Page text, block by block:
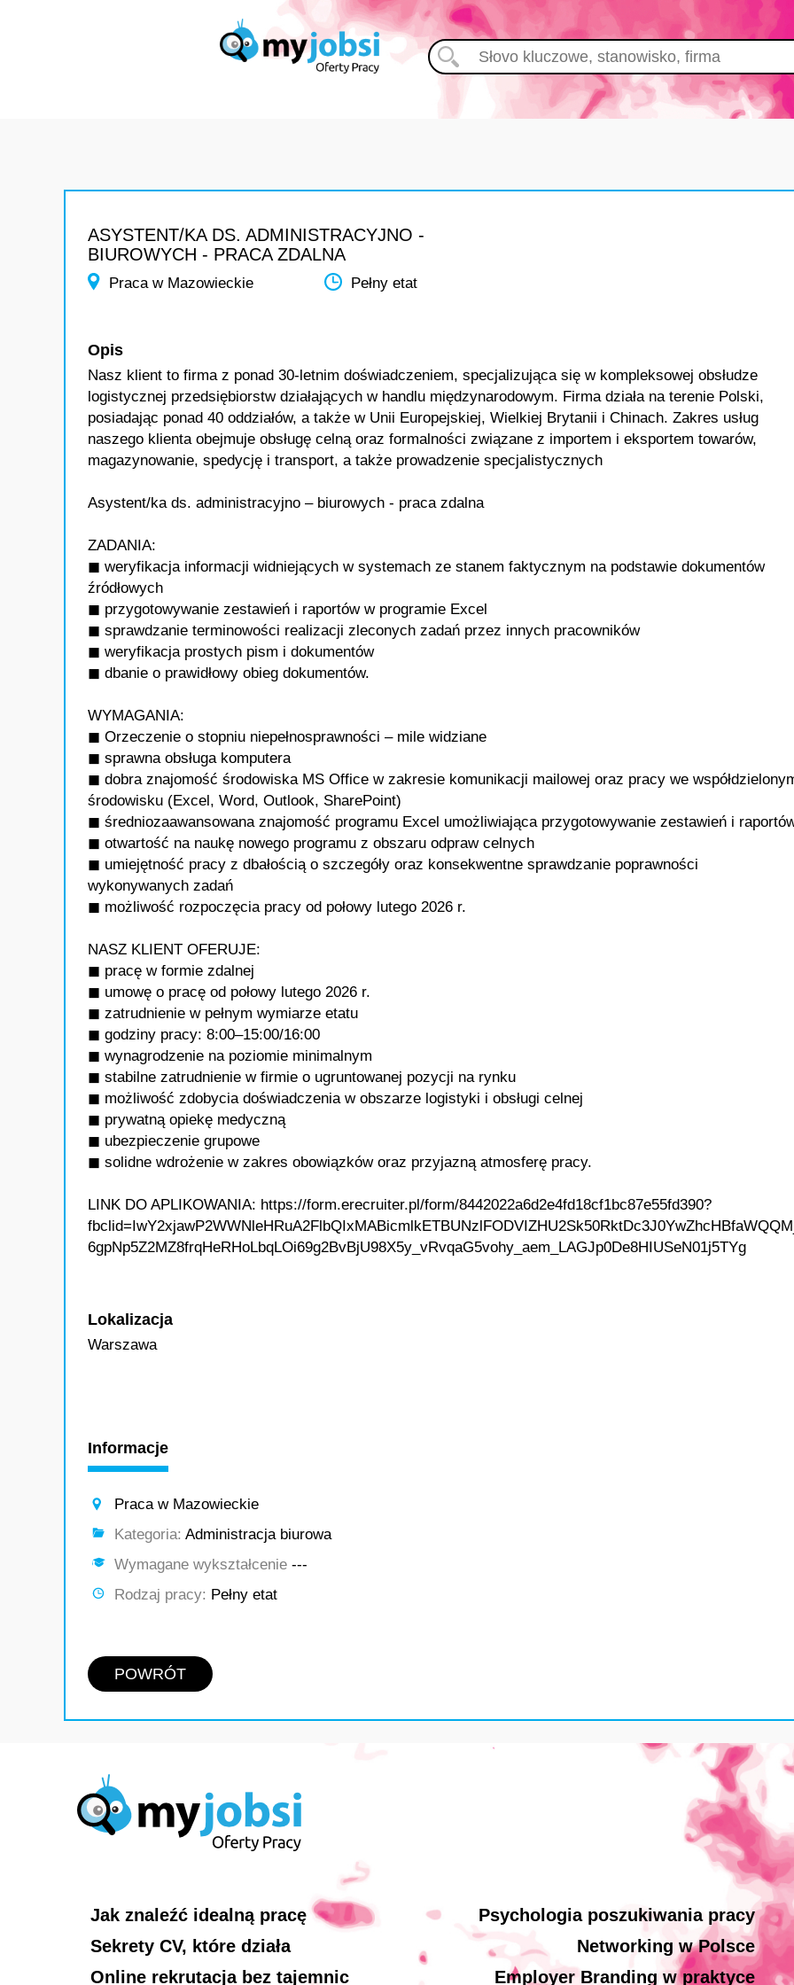
ASYSTENT/KA DS. ADMINISTRACYJNO -
BIUROWYCH - PRACA ZDALNA
Praca w Mazowieckie Pełny etat
Opis
Nasz klient to firma z ponad 30-letnim doświadczeniem, specjalizująca się w kompleksowej obsłudze
logistycznej przedsiębiorstw działających w handlu międzynarodowym. Firma działa na terenie Polski,
posiadając ponad 40 oddziałów, a także w Unii Europejskiej, Wielkiej Brytanii i Chinach. Zakres usług
naszego klienta obejmuje obsługę celną oraz formalności związane z importem i eksportem towarów,
magazynowanie, spedycję i transport, a także prowadzenie specjalistycznych
Asystent/ka ds. administracyjno – biurowych - praca zdalna
ZADANIA:
◼ weryfikacja informacji widniejących w systemach ze stanem faktycznym na podstawie dokumentów
źródłowych
◼ przygotowywanie zestawień i raportów w programie Excel
◼ sprawdzanie terminowości realizacji zleconych zadań przez innych pracowników
◼ weryfikacja prostych pism i dokumentów
◼ dbanie o prawidłowy obieg dokumentów.
WYMAGANIA:
◼ Orzeczenie o stopniu niepełnosprawności – mile widziane
◼ sprawna obsługa komputera
◼ dobra znajomość środowiska MS Office w zakresie komunikacji mailowej oraz pracy we
środowisku (Excel, Word, Outlook, SharePoint)
◼ średniozaawansowana znajomość programu Excel umożliwiająca przygotowywanie zestawień i
◼ otwartość na naukę nowego programu z obszaru odpraw celnych
◼ umiejętność pracy z dbałością o szczegóły oraz konsekwentne sprawdzanie poprawności
wykonywanych zadań
◼ możliwość rozpoczęcia pracy od połowy lutego 2026 r.
NASZ KLIENT OFERUJE:
◼ pracę w formie zdalnej
◼ umowę o pracę od połowy lutego 2026 r.
◼ zatrudnienie w pełnym wymiarze etatu
◼ godziny pracy: 8:00–15:00/16:00
◼ wynagrodzenie na poziomie minimalnym
◼ stabilne zatrudnienie w firmie o ugruntowanej pozycji na rynku
◼ możliwość zdobycia doświadczenia w obszarze logistyki i obsługi celnej
◼ prywatną opiekę medyczną
◼ ubezpieczenie grupowe
◼ solidne wdrożenie w zakres obowiązków oraz przyjazną atmosferę pracy.
LINK DO APLIKOWANIA: https://form.erecruiter.pl/form/8442022a6d2e4fd18cf1bc87e55fd390?
6gpNp5Z2MZ8frqHeRHoLbqLOi69g2BvBjU98X5y_vRvqaG5vohy_aem_LAGJp0De8HIUSeN01j5TYg
Lokalizacja
Warszawa
Informacje
Praca w Mazowieckie
Kategoria: Administracja biurowa
Wymagane wykształcenie ---
Rodzaj pracy: Pełny etat
POWRÓT
Jak znaleźć idealną pracę
Sekrety CV, które działa
Online rekrutacja bez tajemnic
Psychologia poszukiwania pracy
Networking w Polsce
Employer Branding w praktyce